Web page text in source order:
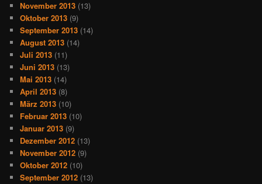
November 2013 (13)
Oktober 2013 (9)
September 2013 (14)
August 2013 (14)
Juli 2013 (11)
Juni 2013 (13)
Mai 2013 (14)
April 2013 (8)
März 2013 (10)
Februar 2013 (10)
Januar 2013 (9)
Dezember 2012 (13)
November 2012 (9)
Oktober 2012 (10)
September 2012 (13)